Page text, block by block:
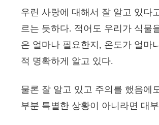
우린 사랑에 대해서 잘 알고 있다
르는 듯하다. 적어도 우리가 식물
은 얼마나 필요한지, 온도가 얼마
적 명확하게 알고 있다.
물론 잘 알고 있고 주의를 했음에
부분 특별한 상황이 아니라면 대